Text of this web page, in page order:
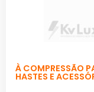
À COMPRESSÃO
HASTES E